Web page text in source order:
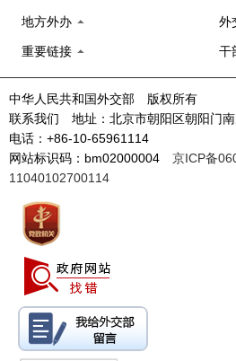
地方外办 外
重要链接 干
中华人民共和国外交部 版权所有
联系我们 地址：北京市朝阳区朝阳门
电话：+86-10-65961114
网站标识码：bm02000004 京ICP备
11040102700114